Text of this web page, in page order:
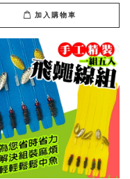
加入購物車